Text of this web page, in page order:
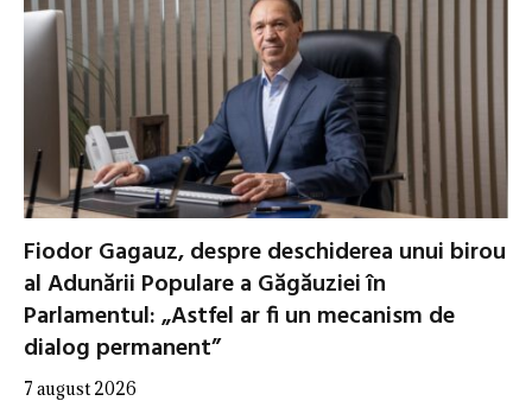
Fiodor Gagauz, despre deschiderea unui birou
al Adunării Populare a Găgăuziei în
Parlamentul: „Astfel ar fi un mecanism de
dialog permanent”
7 august 2026